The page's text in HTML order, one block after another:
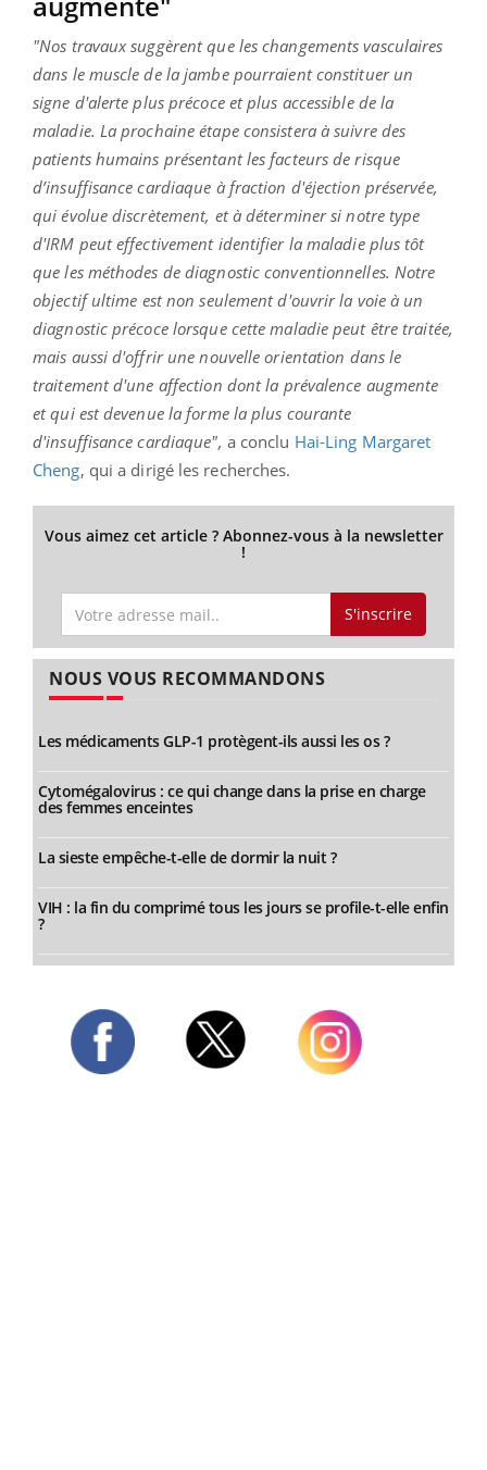
"Nos travaux suggèrent que les changements vasculaires
dans le muscle de la jambe pourraient constituer un
signe d'alerte plus précoce et plus accessible de la
maladie. La prochaine étape consistera à suivre des
patients humains présentant les facteurs de risque
d’insuffisance cardiaque à fraction d'éjection préservée,
qui évolue discrètement, et à déterminer si notre type
d'IRM peut effectivement identifier la maladie plus tôt
que les méthodes de diagnostic conventionnelles. Notre
objectif ultime est non seulement d'ouvrir la voie à un
diagnostic précoce lorsque cette maladie peut être traitée,
mais aussi d'offrir une nouvelle orientation dans le
traitement d'une affection dont la prévalence augmente
et qui est devenue la forme la plus courante
d'insuffisance cardiaque", a conclu Hai-Ling Margaret
Cheng, qui a dirigé les recherches.
Vous aimez cet article ? Abonnez-vous à la newsletter
!
S'inscrire
NOUS VOUS RECOMMANDONS
Les médicaments GLP-1 protègent-ils aussi les os ?
Cytomégalovirus : ce qui change dans la prise en charge
des femmes enceintes
La sieste empêche-t-elle de dormir la nuit ?
VIH : la fin du comprimé tous les jours se profile-t-elle enfin
?